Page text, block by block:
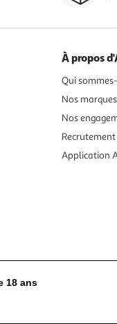
À propos
Qui
Nos
Nos
Recrutement
Application
18 ans